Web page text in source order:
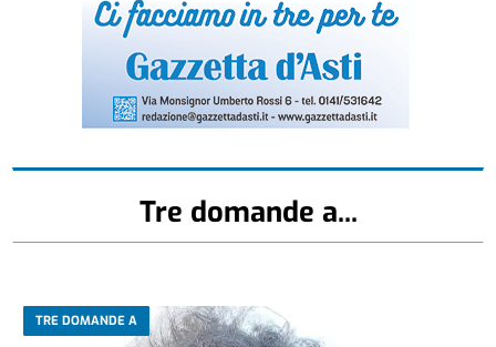
Tre domande a...
TRE DOMANDE A